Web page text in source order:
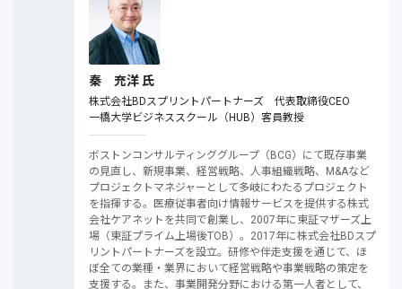
秦 充洋 氏
株式会社BDスプリントパートナーズ 代表取締役CEO
一橋大学ビジネススクール（HUB）客員教授
ボストンコンサルティンググループ（BCG）にて既存事業
の見直し、新規事業、経営戦略、人事組織戦略、M&Aなど
プロジェクトマネジャーとして多岐にわたるプロジェクト
を指揮する。医療従事者向け情報サービスを提供する株式
会社ケアネットを共同で創業し、2007年に東証マザーズ上
場（東証プライム上場後TOB）。2017年に株式会社BDスプ
リントパートナーズを設立。研修や伴走支援を通じて、ほ
ぼ全ての業種・業界において経営戦略や事業戦略の策定を
支援する。また、事業開発分野における第一人者として、